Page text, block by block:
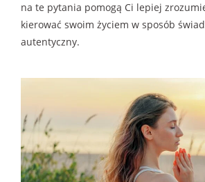
na te pytania pomogą Ci lepiej
kierować swoim życiem w sposób
autentyczny.